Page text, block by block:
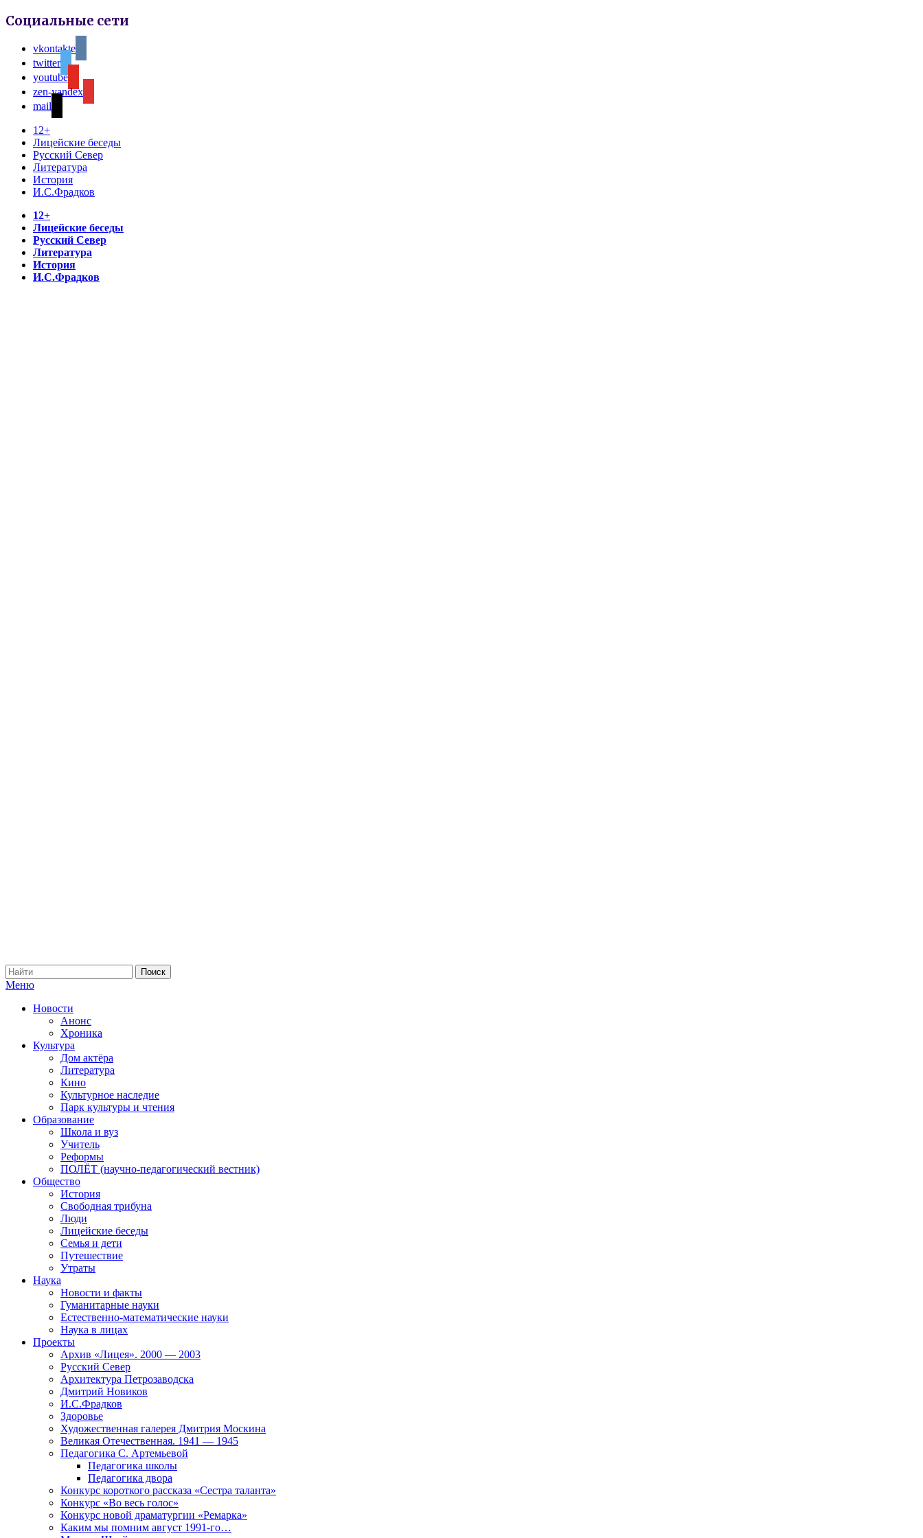
Социальные сети
vkontakte
twitter
youtube
zen-yandex
mail
12+
Лицейские беседы
Русский Север
Литература
История
И.С.Фрадков
12+
Лицейские беседы
Русский Север
Литература
История
И.С.Фрадков
Меню
Новости
Анонс
Хроника
Культура
Дом актёра
Литература
Кино
Культурное наследие
Парк культуры и чтения
Образование
Школа и вуз
Учитель
Реформы
ПОЛЁТ (научно-педагогический вестник)
Общество
История
Свободная трибуна
Люди
Лицейские беседы
Семья и дети
Путешествие
Утраты
Наука
Новости и факты
Гуманитарные науки
Естественно-математические науки
Наука в лицах
Проекты
Архив «Лицея». 2000 — 2003
Русский Север
Архитектура Петрозаводска
Дмитрий Новиков
И.С.Фрадков
Здоровье
Художественная галерея Дмитрия Москина
Великая Отечественная. 1941 — 1945
Педагогика С. Артемьевой
Педагогика школы
Педагогика двора
Конкурс короткого рассказа «Сестра таланта»
Конкурс «Во весь голос»
Конкурс новой драматургии «Ремарка»
Каким мы помним август 1991-го…